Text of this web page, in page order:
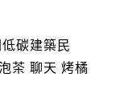
碳建築民
茶 聊天 烤橘